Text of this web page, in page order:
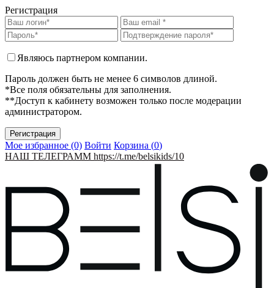
Регистрация
Являюсь партнером компании.
Пароль должен быть не менее 6 символов длиной.
*Все поля обязательны для заполнения.
**Доступ к кабинету возможен только после модерации
администратором.
Мое избранное (0) Войти Корзина (0)
НАШ ТЕЛЕГРАММ https://t.me/belsikids/10